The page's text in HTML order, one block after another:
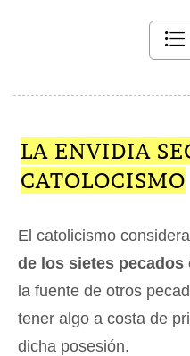
LA ENVIDIA
CATOLOCISMO
El catolicismo
de los sietes pecados
la fuente de otros
tener algo a costa de
dicha posesión.